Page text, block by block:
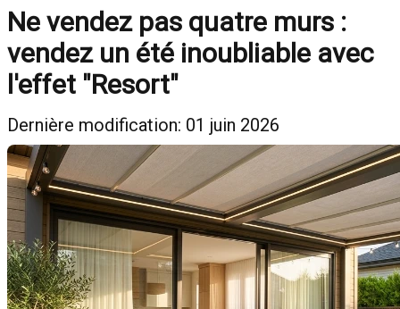
Ne vendez pas quatre murs :
vendez un été inoubliable avec
l'effet "Resort"
Dernière modification: 01 juin 2026